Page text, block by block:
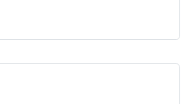
komen we zeker